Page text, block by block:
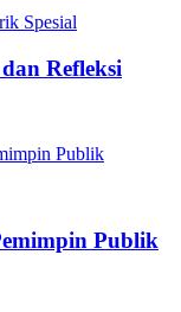
Spesial
Refleksi
Publik